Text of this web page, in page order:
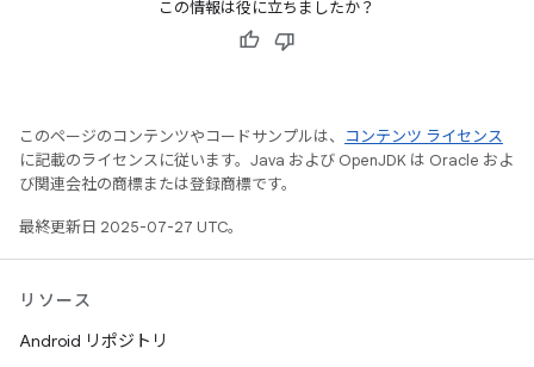
この情報は役に立ちましたか？
このページのコンテンツやコードサンプルは、
コンテンツ ライセンス
に記載のライセンスに従います。Java および OpenJDK は Oracle およ
び関連会社の商標または登録商標です。
最終更新日 2025-07-27 UTC。
リソース
Android リポジトリ